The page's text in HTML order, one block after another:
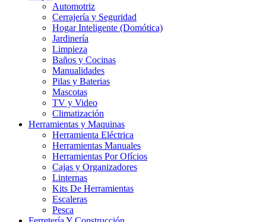
Automotriz
Cerrajería y Seguridad
Hogar Inteligente (Domótica)
Jardinería
Limpieza
Baños y Cocinas
Manualidades
Pilas y Baterias
Mascotas
TV y Video
Climatización
Herramientas y Maquinas
Herramienta Eléctrica
Herramientas Manuales
Herramientas Por Ofícios
Cajas y Organizadores
Linternas
Kits De Herramientas
Escaleras
Pesca